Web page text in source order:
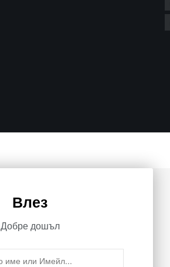
Влез
Добре дошъл